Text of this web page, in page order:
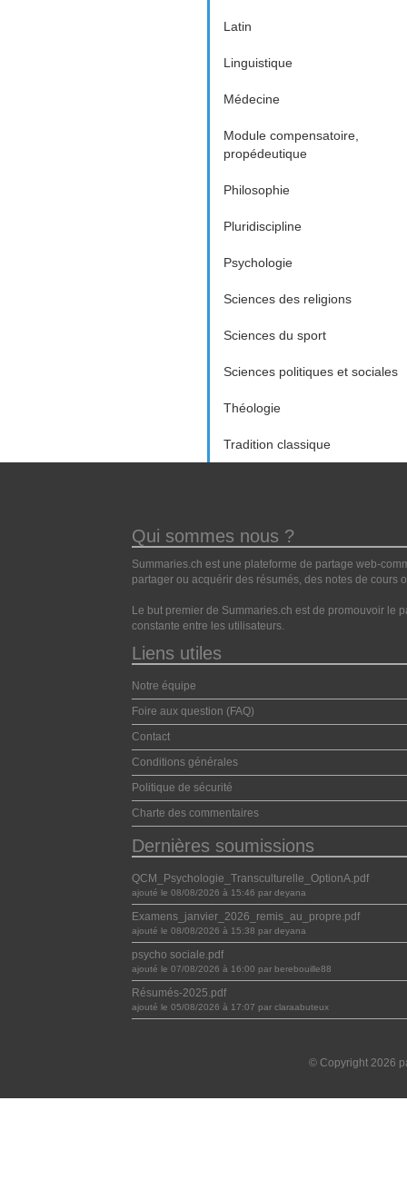
Latin
Linguistique
Médecine
Module compensatoire,
propédeutique
Philosophie
Pluridiscipline
Psychologie
Sciences des religions
Sciences du sport
Sciences politiques et sociales
Théologie
Tradition classique
Qui sommes nous ?
Summaries.ch est une plateforme de partage web-
partager ou acquérir des résumés, des notes de cours
Le but premier de Summaries.ch est de promouvoir le
constante entre les utilisateurs.
Liens utiles
Notre équipe
Foire aux question (FAQ)
Contact
Conditions générales
Politique de sécurité
Charte des commentaires
Dernières soumissions
QCM_Psychologie_Transculturelle_OptionA.pdf
ajouté le 08/08/2026 à 15:46 par deyana
Examens_janvier_2026_remis_au_propre.pdf
ajouté le 08/08/2026 à 15:38 par deyana
psycho sociale.pdf
ajouté le 07/08/2026 à 16:00 par berebouille88
Résumés-2025.pdf
ajouté le 05/08/2026 à 17:07 par claraabuteux
© Copyright 2026